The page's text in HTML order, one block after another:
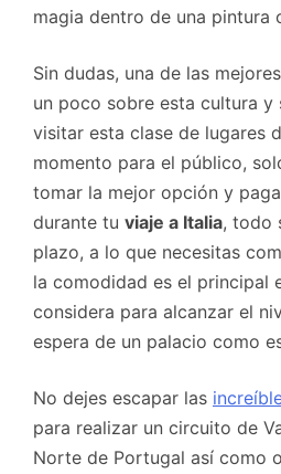
magia dentro de una pintura
Sin dudas, una de las
un poco sobre esta cultura y
visitar esta clase de lugares
momento para el público,
tomar la mejor opción y
durante tu viaje a Italia, todo
plazo, a lo que necesitas
la comodidad es el principal
considera para alcanzar el
espera de un palacio como
No dejes escapar las
para realizar un circuito de
Norte de Portugal así como